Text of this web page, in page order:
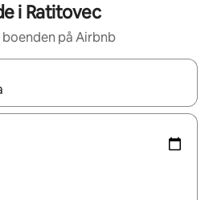
i Ratitovec
på Airbnb
kan du navigera med upp- och